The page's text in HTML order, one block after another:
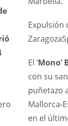
6
Expulsión
Zaragoza
El ‘Mono’
con su
puñetazo
Mallorca-
en el